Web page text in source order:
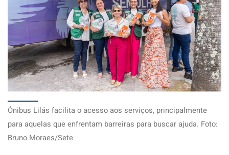
Ônibus Lilás facilita o acesso aos serviços, principalmente
para aquelas que enfrentam barreiras para buscar ajuda. Foto:
Bruno Moraes/Sete